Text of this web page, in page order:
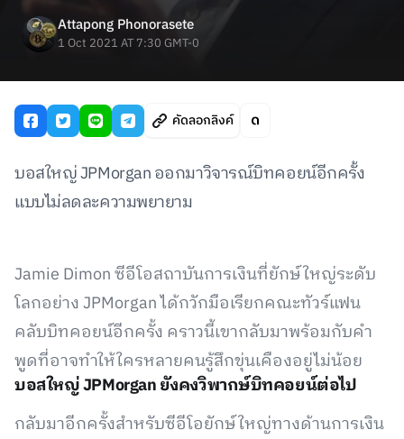
Attapong Phonorasete
1 Oct 2021 AT 7:30 GMT-0
คัดลอกลิงค์
บอสใหญ่ JPMorgan ออกมาวิจารณ์บิทคอยน์อีกครั้ง
แบบไม่ลดละความพยายาม
Jamie Dimon ซีอีโอสถาบันการเงินที่ยักษ์ใหญ่ระดับ
โลกอย่าง JPMorgan ได้กวักมือเรียกคณะทัวร์แฟน
คลับบิทคอยน์อีกครั้ง คราวนี้เขากลับมาพร้อมกับคำ
พูดที่อาจทำให้ใครหลายคนรู้สึกขุ่นเคืองอยู่ไม่น้อย
บอสใหญ่ JPMorgan ยังคงวิพากษ์บิทคอยน์ต่อไป
กลับมาอีกครั้งสำหรับซีอีโอยักษ์ใหญ่ทางด้านการเงิน